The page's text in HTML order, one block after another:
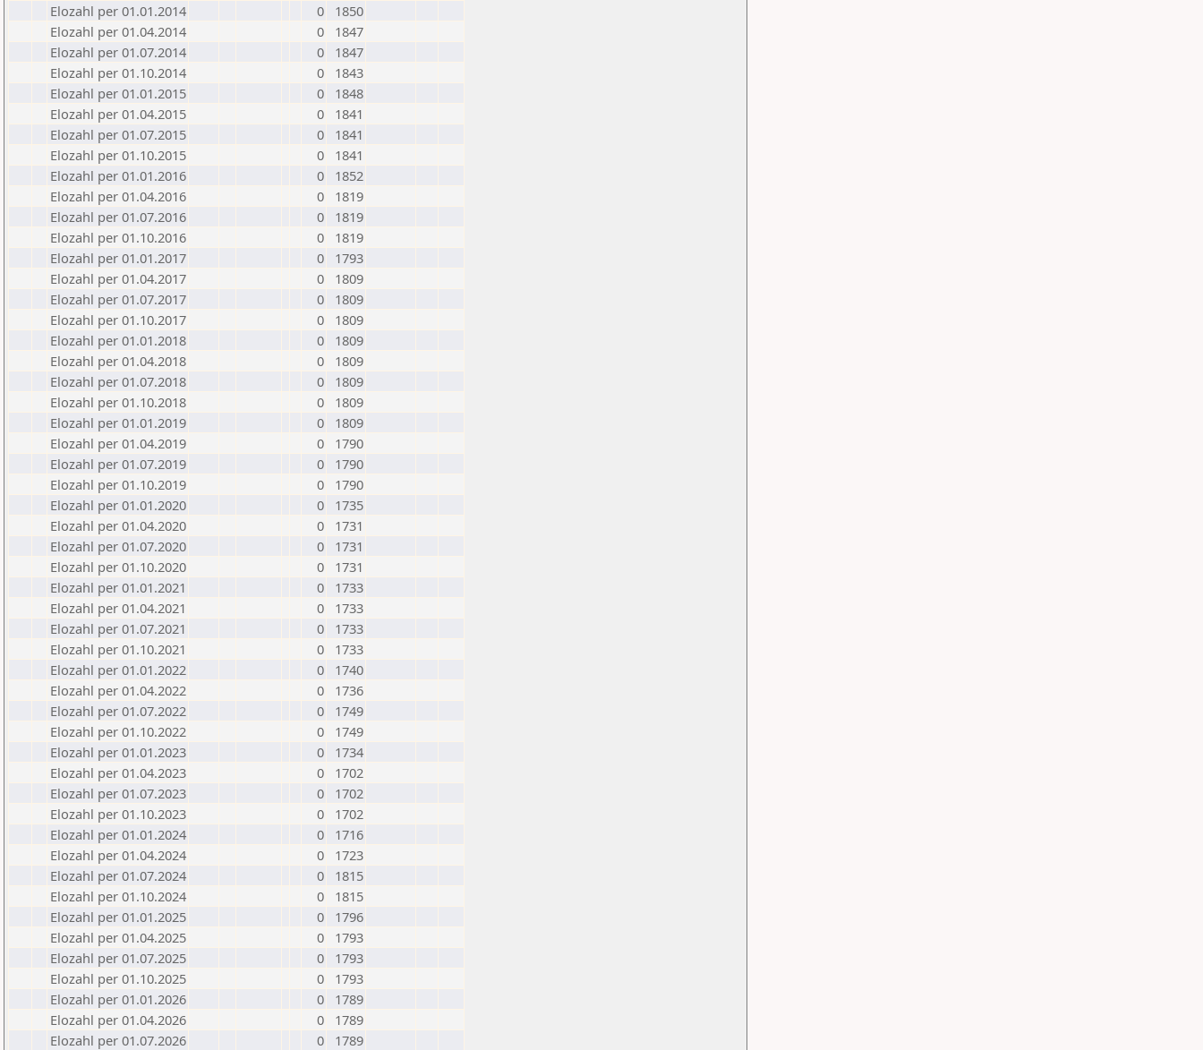
Elozahl per 01.01.2014
0
1850
Elozahl per 01.04.2014
0
1847
Elozahl per 01.07.2014
0
1847
Elozahl per 01.10.2014
0
1843
Elozahl per 01.01.2015
0
1848
Elozahl per 01.04.2015
0
1841
Elozahl per 01.07.2015
0
1841
Elozahl per 01.10.2015
0
1841
Elozahl per 01.01.2016
0
1852
Elozahl per 01.04.2016
0
1819
Elozahl per 01.07.2016
0
1819
Elozahl per 01.10.2016
0
1819
Elozahl per 01.01.2017
0
1793
Elozahl per 01.04.2017
0
1809
Elozahl per 01.07.2017
0
1809
Elozahl per 01.10.2017
0
1809
Elozahl per 01.01.2018
0
1809
Elozahl per 01.04.2018
0
1809
Elozahl per 01.07.2018
0
1809
Elozahl per 01.10.2018
0
1809
Elozahl per 01.01.2019
0
1809
Elozahl per 01.04.2019
0
1790
Elozahl per 01.07.2019
0
1790
Elozahl per 01.10.2019
0
1790
Elozahl per 01.01.2020
0
1735
Elozahl per 01.04.2020
0
1731
Elozahl per 01.07.2020
0
1731
Elozahl per 01.10.2020
0
1731
Elozahl per 01.01.2021
0
1733
Elozahl per 01.04.2021
0
1733
Elozahl per 01.07.2021
0
1733
Elozahl per 01.10.2021
0
1733
Elozahl per 01.01.2022
0
1740
Elozahl per 01.04.2022
0
1736
Elozahl per 01.07.2022
0
1749
Elozahl per 01.10.2022
0
1749
Elozahl per 01.01.2023
0
1734
Elozahl per 01.04.2023
0
1702
Elozahl per 01.07.2023
0
1702
Elozahl per 01.10.2023
0
1702
Elozahl per 01.01.2024
0
1716
Elozahl per 01.04.2024
0
1723
Elozahl per 01.07.2024
0
1815
Elozahl per 01.10.2024
0
1815
Elozahl per 01.01.2025
0
1796
Elozahl per 01.04.2025
0
1793
Elozahl per 01.07.2025
0
1793
Elozahl per 01.10.2025
0
1793
Elozahl per 01.01.2026
0
1789
Elozahl per 01.04.2026
0
1789
Elozahl per 01.07.2026
0 1789